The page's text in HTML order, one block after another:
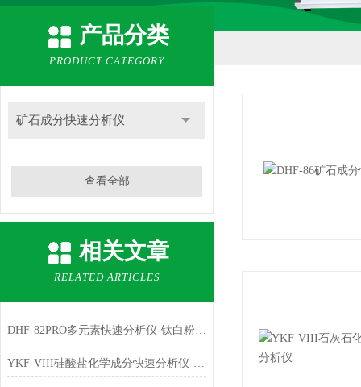
产品分类
PRODUCT CATEGORY
矿石成分快速分析仪
查看全部
相关文章
RELATED ARTICLES
DHF-82PRO多元素快速分析仪-钛白粉、金红石中主成份TiO2的测定
YKF-VIII硅酸盐化学成分快速分析仪-铁红中主成份Fe2O3的测定